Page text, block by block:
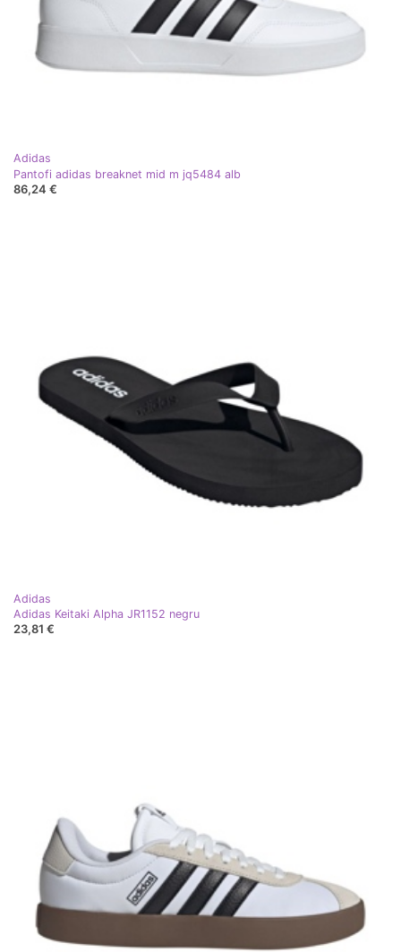
Adidas
Pantofi adidas breaknet mid m jq5484 alb
86,24 €
Adidas
Adidas Keitaki Alpha JR1152 negru
23,81 €